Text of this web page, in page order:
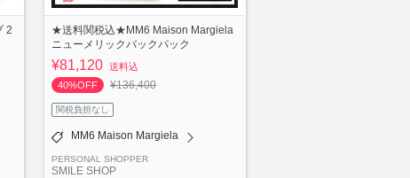
2
★送料関税込★MM6 Maison Margiela
ニューメリックバックパック
¥81,120 送料込
40%OFF
¥136,400
関税負担なし
MM6 Maison Margiela
PERSONAL SHOPPER
SMILE SHOP